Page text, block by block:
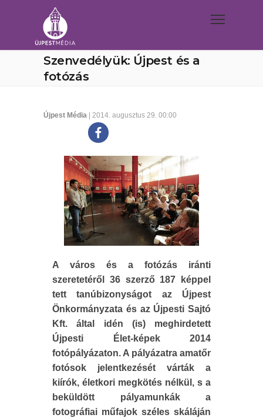
Szenvedélyük: Újpest és a
fotózás
Újpest Média | 2014. augusztus 29. 00:00
A város és a fotózás iránti
szeretetéről 36 szerző 187 képpel
tett tanúbizonyságot az Újpest
Önkormányzata és az Újpesti Sajtó
Kft. által idén (is) meghirdetett
Újpesti Élet-képek 2014
fotópályázaton. A pályázatra amatőr
fotósok jelentkezését várták a
kiírók, életkori megkötés nélkül, s a
beküldött pályamunkák a
fotográfiai műfajok széles skáláján